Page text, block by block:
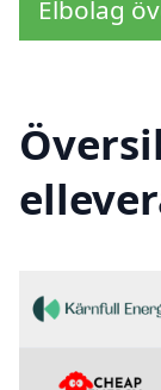
Elbolag